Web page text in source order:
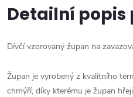
Detailní
Dívčí vzorovaný župan na
Župan je vyrobený z kvalitního
chmýří, díky kterému je župan